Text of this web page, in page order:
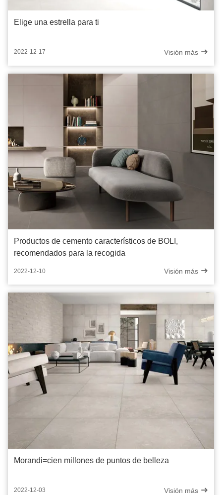
Elige una estrella para ti
2022-12-17 Visión más
Productos de cemento característicos de BOLI,
recomendados para la recogida
2022-12-10 Visión más
Morandi=cien millones de puntos de belleza
2022-12-03 Visión más